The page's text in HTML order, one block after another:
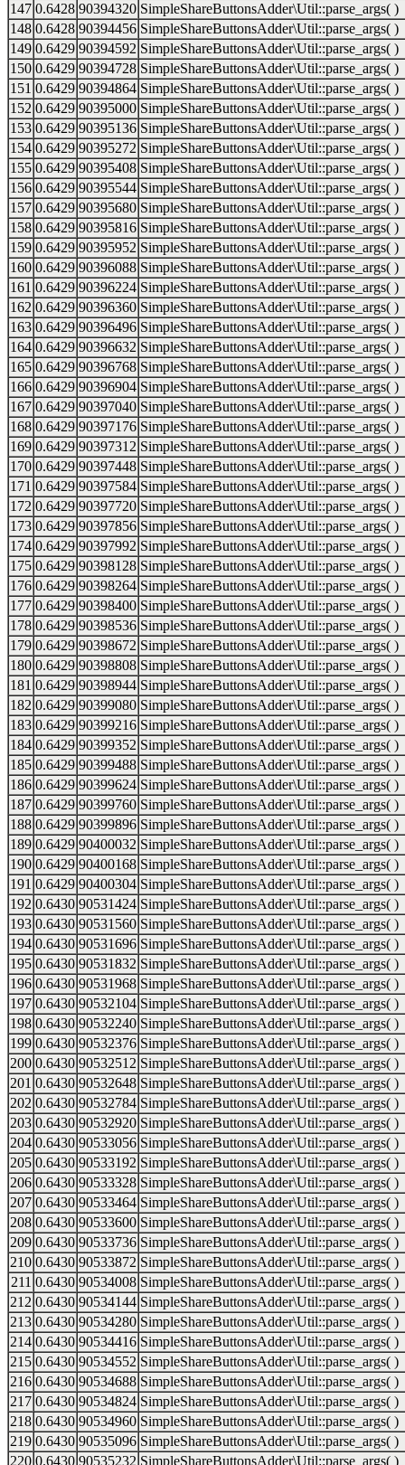
147 0.6428 90394320 SimpleShareButtonsAdder\Util::parse_args( )
148 0.6428 90394456 SimpleShareButtonsAdder\Util::parse_args( )
149 0.6429 90394592 SimpleShareButtonsAdder\Util::parse_args( )
150 0.6429 90394728 SimpleShareButtonsAdder\Util::parse_args( )
151 0.6429 90394864 SimpleShareButtonsAdder\Util::parse_args( )
152 0.6429 90395000 SimpleShareButtonsAdder\Util::parse_args( )
153 0.6429 90395136 SimpleShareButtonsAdder\Util::parse_args( )
154 0.6429 90395272 SimpleShareButtonsAdder\Util::parse_args( )
155 0.6429 90395408 SimpleShareButtonsAdder\Util::parse_args( )
156 0.6429 90395544 SimpleShareButtonsAdder\Util::parse_args( )
157 0.6429 90395680 SimpleShareButtonsAdder\Util::parse_args( )
158 0.6429 90395816 SimpleShareButtonsAdder\Util::parse_args( )
159 0.6429 90395952 SimpleShareButtonsAdder\Util::parse_args( )
160 0.6429 90396088 SimpleShareButtonsAdder\Util::parse_args( )
161 0.6429 90396224 SimpleShareButtonsAdder\Util::parse_args( )
162 0.6429 90396360 SimpleShareButtonsAdder\Util::parse_args( )
163 0.6429 90396496 SimpleShareButtonsAdder\Util::parse_args( )
164 0.6429 90396632 SimpleShareButtonsAdder\Util::parse_args( )
165 0.6429 90396768 SimpleShareButtonsAdder\Util::parse_args( )
166 0.6429 90396904 SimpleShareButtonsAdder\Util::parse_args( )
167 0.6429 90397040 SimpleShareButtonsAdder\Util::parse_args( )
168 0.6429 90397176 SimpleShareButtonsAdder\Util::parse_args( )
169 0.6429 90397312 SimpleShareButtonsAdder\Util::parse_args( )
170 0.6429 90397448 SimpleShareButtonsAdder\Util::parse_args( )
171 0.6429 90397584 SimpleShareButtonsAdder\Util::parse_args( )
172 0.6429 90397720 SimpleShareButtonsAdder\Util::parse_args( )
173 0.6429 90397856 SimpleShareButtonsAdder\Util::parse_args( )
174 0.6429 90397992 SimpleShareButtonsAdder\Util::parse_args( )
175 0.6429 90398128 SimpleShareButtonsAdder\Util::parse_args( )
176 0.6429 90398264 SimpleShareButtonsAdder\Util::parse_args( )
177 0.6429 90398400 SimpleShareButtonsAdder\Util::parse_args( )
178 0.6429 90398536 SimpleShareButtonsAdder\Util::parse_args( )
179 0.6429 90398672 SimpleShareButtonsAdder\Util::parse_args( )
180 0.6429 90398808 SimpleShareButtonsAdder\Util::parse_args( )
181 0.6429 90398944 SimpleShareButtonsAdder\Util::parse_args( )
182 0.6429 90399080 SimpleShareButtonsAdder\Util::parse_args( )
183 0.6429 90399216 SimpleShareButtonsAdder\Util::parse_args( )
184 0.6429 90399352 SimpleShareButtonsAdder\Util::parse_args( )
185 0.6429 90399488 SimpleShareButtonsAdder\Util::parse_args( )
186 0.6429 90399624 SimpleShareButtonsAdder\Util::parse_args( )
187 0.6429 90399760 SimpleShareButtonsAdder\Util::parse_args( )
188 0.6429 90399896 SimpleShareButtonsAdder\Util::parse_args( )
189 0.6429 90400032 SimpleShareButtonsAdder\Util::parse_args( )
190 0.6429 90400168 SimpleShareButtonsAdder\Util::parse_args( )
191 0.6429 90400304 SimpleShareButtonsAdder\Util::parse_args( )
192 0.6430 90531424 SimpleShareButtonsAdder\Util::parse_args( )
193 0.6430 90531560 SimpleShareButtonsAdder\Util::parse_args( )
194 0.6430 90531696 SimpleShareButtonsAdder\Util::parse_args( )
195 0.6430 90531832 SimpleShareButtonsAdder\Util::parse_args( )
196 0.6430 90531968 SimpleShareButtonsAdder\Util::parse_args( )
197 0.6430 90532104 SimpleShareButtonsAdder\Util::parse_args( )
198 0.6430 90532240 SimpleShareButtonsAdder\Util::parse_args( )
199 0.6430 90532376 SimpleShareButtonsAdder\Util::parse_args( )
200 0.6430 90532512 SimpleShareButtonsAdder\Util::parse_args( )
201 0.6430 90532648 SimpleShareButtonsAdder\Util::parse_args( )
202 0.6430 90532784 SimpleShareButtonsAdder\Util::parse_args( )
203 0.6430 90532920 SimpleShareButtonsAdder\Util::parse_args( )
204 0.6430 90533056 SimpleShareButtonsAdder\Util::parse_args( )
205 0.6430 90533192 SimpleShareButtonsAdder\Util::parse_args( )
206 0.6430 90533328 SimpleShareButtonsAdder\Util::parse_args( )
207 0.6430 90533464 SimpleShareButtonsAdder\Util::parse_args( )
208 0.6430 90533600 SimpleShareButtonsAdder\Util::parse_args( )
209 0.6430 90533736 SimpleShareButtonsAdder\Util::parse_args( )
210 0.6430 90533872 SimpleShareButtonsAdder\Util::parse_args( )
211 0.6430 90534008 SimpleShareButtonsAdder\Util::parse_args( )
212 0.6430 90534144 SimpleShareButtonsAdder\Util::parse_args( )
213 0.6430 90534280 SimpleShareButtonsAdder\Util::parse_args( )
214 0.6430 90534416 SimpleShareButtonsAdder\Util::parse_args( )
215 0.6430 90534552 SimpleShareButtonsAdder\Util::parse_args( )
216 0.6430 90534688 SimpleShareButtonsAdder\Util::parse_args( )
217 0.6430 90534824 SimpleShareButtonsAdder\Util::parse_args( )
218 0.6430 90534960 SimpleShareButtonsAdder\Util::parse_args( )
219 0.6430 90535096 SimpleShareButtonsAdder\Util::parse_args( )
220 0.6430 90535232 SimpleShareButtonsAdder\Util::parse_args( )